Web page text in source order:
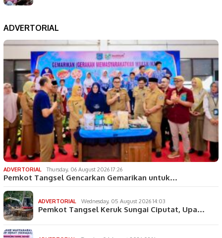
ADVERTORIAL
ADVERTORIAL Thursday, 06 August 2026 17:26
Pemkot Tangsel Gencarkan Gemarikan untuk…
ADVERTORIAL Wednesday, 05 August 2026 14:03
Pemkot Tangsel Keruk Sungai Ciputat, Upa…